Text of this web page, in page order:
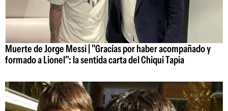
Muerte de Jorge Messi | "Gracias por haber acompañado y
formado a Lionel": la sentida carta del Chiqui Tapia